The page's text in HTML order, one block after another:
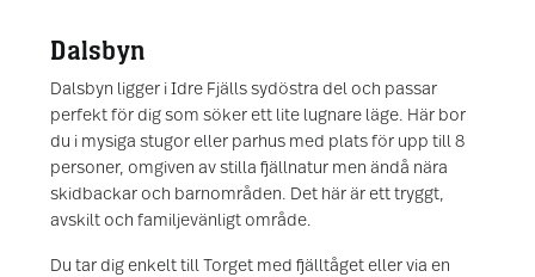
Dalsbyn
Dalsbyn ligger i Idre Fjälls sydöstra del och passar
perfekt för dig som söker ett lite lugnare läge. Här bor
du i mysiga stugor eller parhus med plats för upp till 8
personer, omgiven av stilla fjällnatur men ändå nära
skidbackar och barnområden. Det här är ett tryggt,
avskilt och familjevänligt område.
Du tar dig enkelt till Torget med fjälltåget eller via en